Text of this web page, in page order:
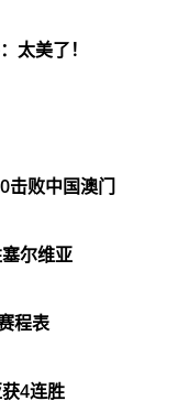
太美了！
击败中国澳门
尔维亚
程表
4连胜